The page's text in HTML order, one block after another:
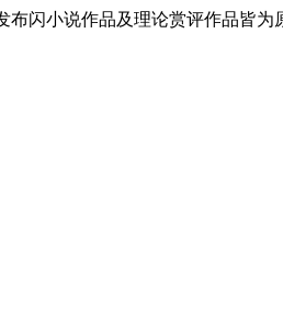
布闪小说作品及理论赏评作品皆